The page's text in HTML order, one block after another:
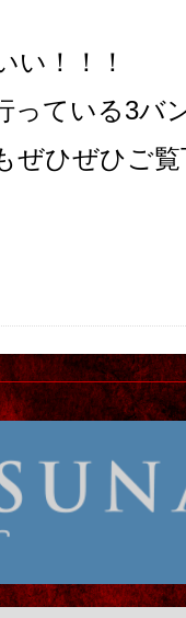
い！！！
っている3バ
ぜひぜひご